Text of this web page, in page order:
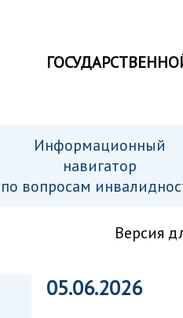
Информационный
навигатор
по вопросам
Версия
05.06.2026